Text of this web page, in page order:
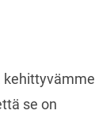
kehittyvämme
se on